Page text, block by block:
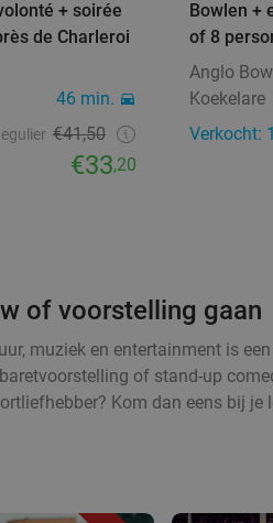
+ soirée
de Charleroi
46 min.
€41,50
€33,20
Bowlen +
of 8
Anglo
Koekelare
Verkocht:
of voorstelling gaan
muziek en entertainment is
of stand-up
Kom dan eens bij